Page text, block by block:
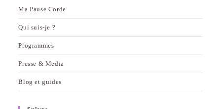
Ma Pause Corde
Qui suis-je ?
Programmes
Presse & Media
Blog et guides